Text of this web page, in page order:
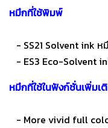
หมึกที่ใช้พิมพ์
- SS21 Solvent ink ห
- ES3 Eco-Solvent
หมึกที่ใช้ในฟังก์ชั่นเพิ่มเ
- More vivid full